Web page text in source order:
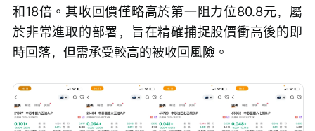
和18倍。其收回價僅略高於第一阻力位80.8元，屬
於非常進取的部署，旨在精確捕捉股價衝高後的即
時回落，但需承受較高的被收回風險。